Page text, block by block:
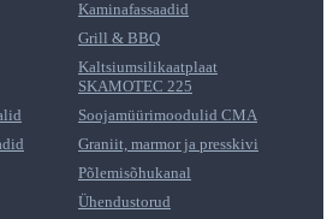
Kaminafassaadid
Grill & BBQ
Kaltsiumsilikaatplaat
SKAMOTEC 225
Soojamüürimoodulid CMA
Graniit, marmor ja presskivi
Põlemisõhukanal
Ühendustorud